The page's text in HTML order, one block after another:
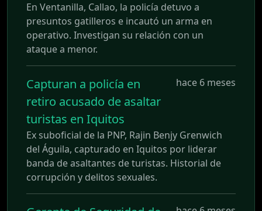
En Ventanilla, Callao, la policía detuvo a
presuntos gatilleros e incautó un arma en
operativo. Investigan su relación con un
ataque a menor.
Capturan a policía en
retiro acusado de asaltar
turistas en Iquitos
hace 6 meses
Ex suboficial de la PNP, Rajin Benjy Grenwich
del Águila, capturado en Iquitos por liderar
banda de asaltantes de turistas. Historial de
corrupción y delitos sexuales.